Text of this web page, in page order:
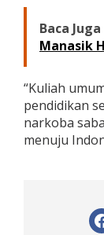
Baca Juga
Manasik
“Kuliah
pendidikan
narkoba
menuju